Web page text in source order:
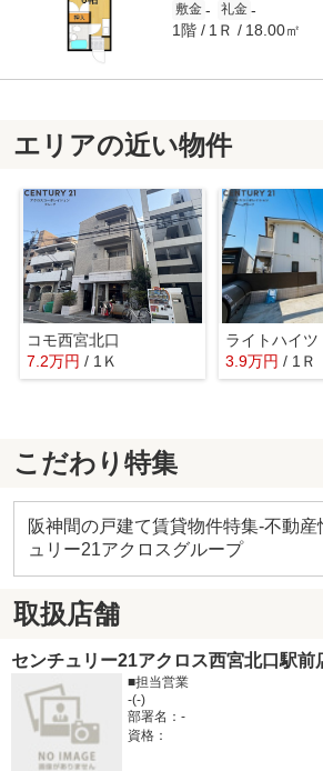
敷金 - 礼金 -
1階 1Ｒ 18.00㎡
エリアの近い物件
コモ西宮北口
7.2万円 / 1Ｋ
ライトハイツ
3.9万円/ 1Ｒ
こだわり特集
阪神間の戸建て賃貸物件特集-不動
ュリー21アクロスグループ
取扱店舗
センチュリー21アクロス西宮北口駅前
■担当営業
-(-)
部署名：-
資格：